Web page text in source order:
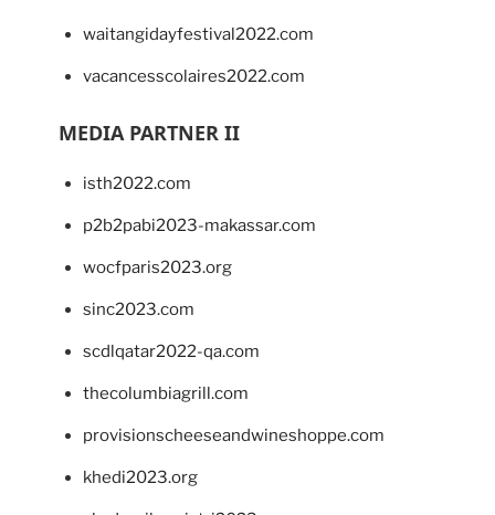
waitangidayfestival2022.com
vacancesscolaires2022.com
MEDIA PARTNER II
isth2022.com
p2b2pabi2023-makassar.com
wocfparis2023.org
sinc2023.com
scdlqatar2022-qa.com
thecolumbiagrill.com
provisionscheeseandwineshoppe.com
khedi2023.org